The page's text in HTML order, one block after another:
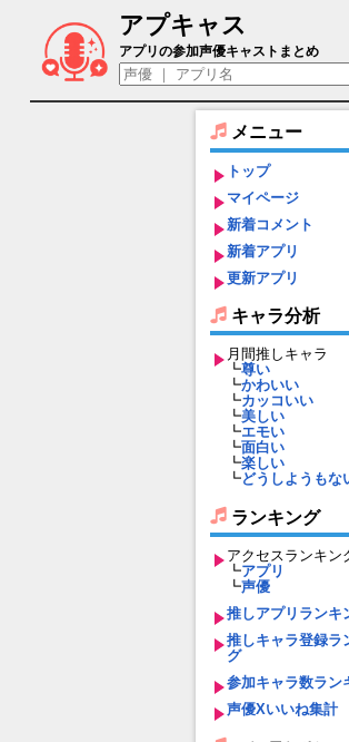
アプキャス
アマノジャク（声優：藤
アプリの参加声優キャストまとめ
メニュー
トップ
マイページ
新着コメント
新着アプリ
更新アプリ
キャラ分析
月間推しキャラ
┗尊い
┗かわいい
┗カッコいい
┗美しい
┗エモい
┗面白い
┗楽しい
┗どうしようもな
ランキング
アクセスランキン
┗アプリ
┗声優
推しアプリランキ
推しキャラ登録ラ
グ
参加キャラ数ラン
声優Xいいね集計